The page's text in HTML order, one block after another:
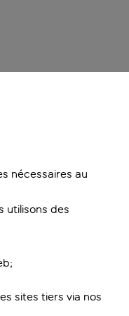
nécessaires au
utilisons des
sites tiers via nos